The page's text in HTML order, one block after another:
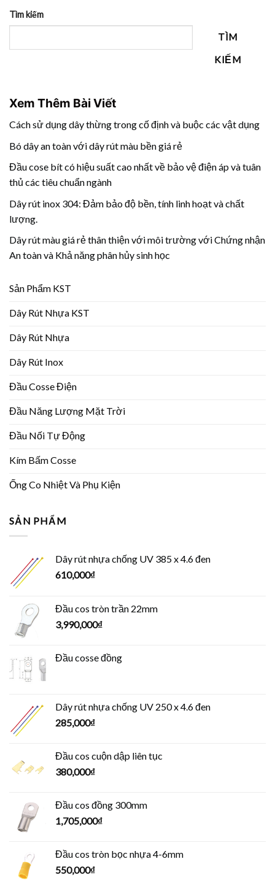
Tìm kiếm
TÌM
KIẾM
Xem Thêm Bài Viết
Cách sử dụng dây thừng trong cố định và buộc các vật dụng
Bó dây an toàn với dây rút màu bền giá rẻ
Đầu cose bít có hiệu suất cao nhất về bảo vệ điện áp và tuân
thủ các tiêu chuẩn ngành
Dây rút inox 304: Đảm bảo độ bền, tính linh hoạt và chất
lượng.
Dây rút màu giá rẻ thân thiện với môi trường với Chứng nhận
An toàn và Khả năng phân hủy sinh học
Sản Phẩm KST
Dây Rút Nhựa KST
Dây Rút Nhựa
Dây Rút Inox
Đầu Cosse Điện
Đầu Năng Lượng Mặt Trời
Đầu Nối Tự Động
Kím Bấm Cosse
Ống Co Nhiệt Và Phụ Kiện
SẢN PHẨM
Dây rút nhựa chống UV 385 x 4.6 đen
610,000₫
Đầu cos tròn trần 22mm
3,990,000₫
Đầu cosse đồng
Dây rút nhựa chống UV 250 x 4.6 đen
285,000₫
Đầu cos cuộn dập liên tục
380,000₫
Đầu cos đồng 300mm
1,705,000₫
Đầu cos tròn bọc nhựa 4-6mm
550,000₫